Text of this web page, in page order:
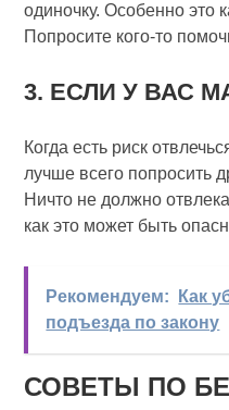
одиночку. Особенно это
Попросите кого-то
3. ЕСЛИ У ВАС
Когда есть риск
лучше всего попросить
Ничто не должно
как это может быть
Рекомендуем:
Как
подъезда по закону
СОВЕТЫ ПО